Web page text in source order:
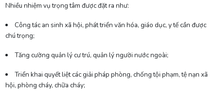
Nhiều nhiệm vụ trọng tâm được đặt ra như:
Công tác an sinh xã hội, phát triển văn hóa, giáo dục, y tế cần được
chú trọng;
Tăng cường quản lý cư trú, quản lý người nước ngoài;
Triển khai quyết liệt các giải pháp phòng, chống tội phạm, tệ nạn xã
hội, phòng cháy, chữa cháy;